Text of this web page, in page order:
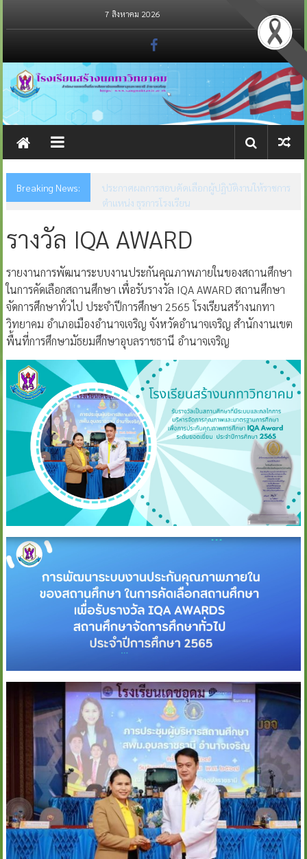
7 สิงหาคม 2026
Breaking News:
ประกาศรายชื่อผู้มีสิทธิ์สอบคัดเลือกอัตราจ้างผู้
ปฏิบัติงานให้ราชการ ตำแหน่ง ธุรการโรงเรียน
รางวัล IQA AWARD
รายงานการพัฒนาระบบงานประกันคุณภาพภายในของสถานศึกษา
ในการคัดเลือกสถานศึกษา เพื่อรับรางวัล IQA AWARD สถานศึกษา
จัดการศึกษาทั่วไป ประจำปีการศึกษา 2565 โรงเรียนสร้างนกทา
วิทยาคม อำเภอเมืองอำนาจเจริญ จังหวัดอำนาจเจริญ สำนักงานเขต
พื้นที่การศึกษามัธยมศึกษาอุบลราชธานี อำนาจเจริญ